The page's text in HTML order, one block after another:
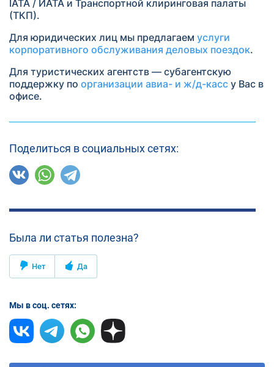
IATA / ИАТА и Транспортной клиринговая палаты
(ТКП).
Для юридических лиц мы предлагаем услуги
корпоративного обслуживания деловых поездок.
Для туристических агентств — субагентскую
поддержку по организации авиа- и ж/д-касс у Вас в
офисе.
Поделиться в социальных сетях:
Была ли статья полезна?
Нет Да
Мы в соц. сетях: